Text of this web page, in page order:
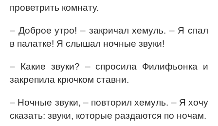
проветрить комнату.
– Доброе утро! – закричал хемуль. – Я спал
в палатке! Я слышал ночные звуки!
– Какие звуки? – спросила Филифьонка и
закрепила крючком ставни.
– Ночные звуки, – повторил хемуль. – Я хочу
сказать: звуки, которые раздаются по ночам.